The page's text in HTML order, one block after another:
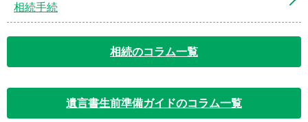
相続手続
相続のコラム一覧
遺言書生前準備ガイドのコラム一覧